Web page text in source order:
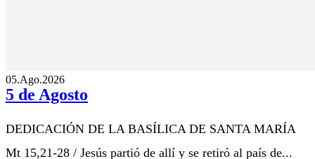
05.Ago.2026
5 de Agosto
DEDICACIÓN DE LA BASÍLICA DE SANTA MARÍA
Mt 15,21-28 / Jesús partió de allí y se retiró al país de...